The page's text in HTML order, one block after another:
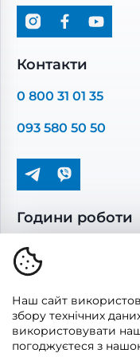
Вентиляційні
Промислова
Комплектуючі
Решітки
Дверцята ревізійні
Контакти
0 800 31 01 35
093 580 50 50
Години роботи
Сб-Нд: вихідні
Наш сайт
збору технічних
використовувати
погоджуєтеся з